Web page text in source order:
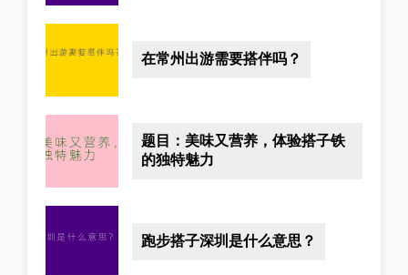
在常州出游需要搭伴吗？
题目：美味又营养，体验搭子铁
的独特魅力
跑步搭子深圳是什么意思？